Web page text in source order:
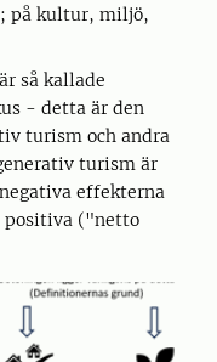
på kultur, miljö,
så kallade
- detta är den
turism och andra
turism är
effekterna
positiva ("netto